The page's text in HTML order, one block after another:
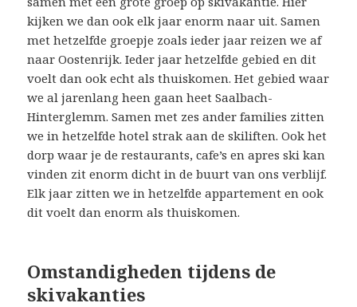
kijken we dan ook elk jaar enorm naar uit. Samen
met hetzelfde groepje zoals ieder jaar reizen we af
naar Oostenrijk. Ieder jaar hetzelfde gebied en dit
voelt dan ook echt als thuiskomen. Het gebied waar
we al jarenlang heen gaan heet Saalbach-
Hinterglemm. Samen met zes ander families zitten
we in hetzelfde hotel strak aan de skiliften. Ook het
dorp waar je de restaurants, cafe’s en apres ski kan
vinden zit enorm dicht in de buurt van ons verblijf.
Elk jaar zitten we in hetzelfde appartement en ook
dit voelt dan enorm als thuiskomen.
Omstandigheden tijdens de
skivakanties